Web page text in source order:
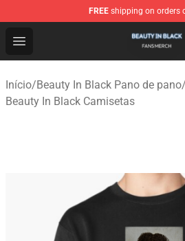
FREE shipping on orders
Open menu
Beauty In Black Shop -
Início/Beauty In Black Pano de pano/
Beauty In Black Camisetas